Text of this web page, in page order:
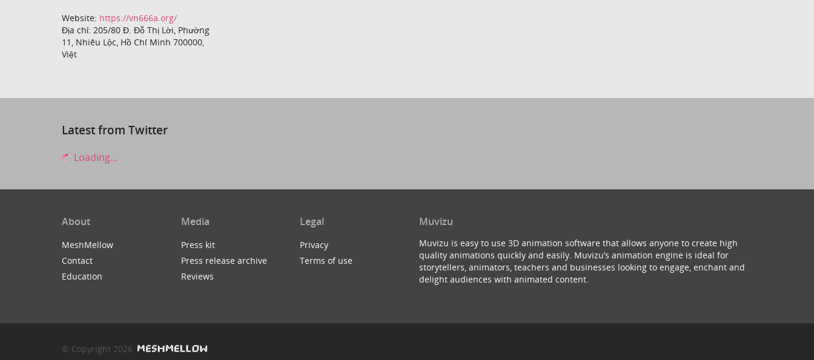
Website: https://vn666a.org/
Địa chỉ: 205/80 Đ. Đỗ Thị Lời, Phường
11, Nhiêu Lộc, Hồ Chí Minh 700000,
Việt
Latest from Twitter
Loading...
About
MeshMellow
Contact
Education
Media
Press kit
Press release archive
Reviews
Legal
Privacy
Terms of use
Muvizu
Muvizu is easy to use 3D animation software that allows anyone to create high
quality animations quickly and easily. Muvizu’s animation engine is ideal for
storytellers, animators, teachers and businesses looking to engage, enchant and
delight audiences with animated content.
© Copyright 2026